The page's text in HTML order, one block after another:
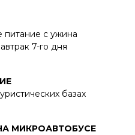
МИКРОАВТОБУСЕ
питание с ужина
7-го дня
базах